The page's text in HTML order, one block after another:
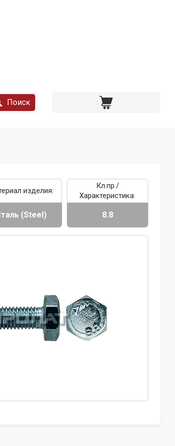
Поиск
изделия:
(Steel)
Кл.пр./
Характеристика:
8.8